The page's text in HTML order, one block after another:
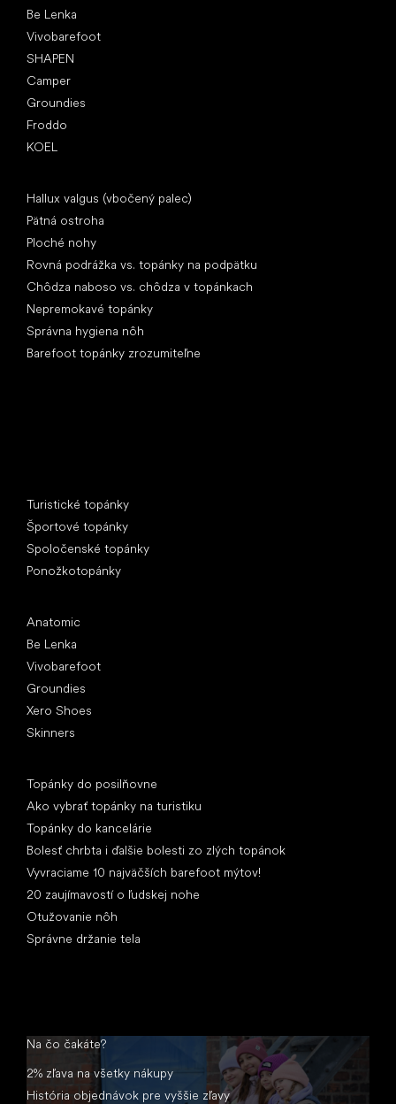
Be Lenka
Vivobarefoot
SHAPEN
Camper
Groundies
Froddo
KOEL
Hallux valgus (vbočený palec)
Pätná ostroha
Ploché nohy
Rovná podrážka vs. topánky na podpätku
Chôdza naboso vs. chôdza v topánkach
Nepremokavé topánky
Správna hygiena nôh
Barefoot topánky zrozumiteľne
Turistické topánky
Športové topánky
Spoločenské topánky
Ponožkotopánky
Anatomic
Be Lenka
Vivobarefoot
Groundies
Xero Shoes
Skinners
Topánky do posilňovne
Ako vybrať topánky na turistiku
Topánky do kancelárie
Bolesť chrbta i ďalšie bolesti zo zlých topánok
Vyvraciame 10 najväčších barefoot mýtov!
20 zaujímavostí o ľudskej nohe
Otužovanie nôh
Správne držanie tela
Na čo čakáte?
2% zľava na všetky nákupy
História objednávok pre vyššie zľavy